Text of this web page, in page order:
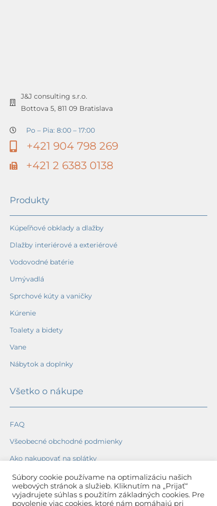
J&J consulting s.r.o.
Bottova 5, 811 09 Bratislava
Po – Pia: 8:00 – 17:00
+421 904 798 269
+421 2 6383 0138
Produkty
Kúpeľňové obklady a dlažby
Dlažby interiérové a exteriérové
Vodovodné batérie
Umývadlá
Sprchové kúty a vaničky
Kúrenie
Toalety a bidety
Vane
Nábytok a doplnky
Všetko o nákupe
FAQ
Všeobecné obchodné podmienky
Ako nakupovať na splátky
Ochrana osobných údajov
Reklamačný poriadok
Súbory cookie používame na optimalizáciu našich
webových stránok a služieb. Kliknutím na „Prijať“
vyjadrujete súhlas s použitím základných cookies. Pre
povolenie viac cookies, ktoré nám pomáhajú pri